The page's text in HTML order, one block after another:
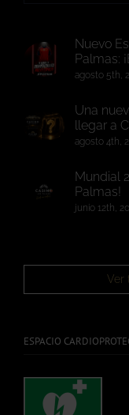
Nuevo
Palmas:
agosto 5th,
Una
llegar a
agosto 4th,
Mundial
Palmas!
junio 12th,
Ver
ESPACIO